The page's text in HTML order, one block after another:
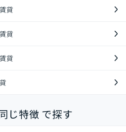
貸
貸
貸
じ特徴 で探す